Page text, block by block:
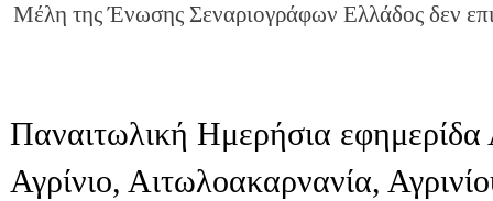
Μέλη της Ένωσης Σεναριογράφων Ελλάδος δεν
Παναιτωλική Ημερήσια εφημερίδα
Αγρίνιο, Αιτωλοακαρνανία,